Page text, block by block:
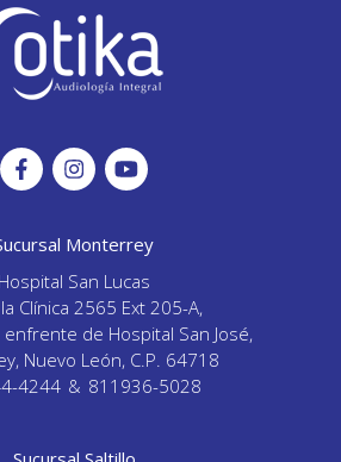
Monterrey
Hospital San Lucas
Clínica 2565 Ext 205-A,
de Hospital San José,
Nuevo León, C.P. 64718
4244 & 811936-5028